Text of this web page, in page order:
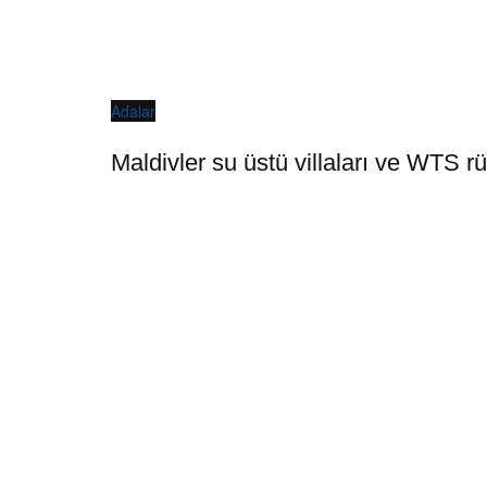
Adalar
Maldivler su üstü villaları ve WTS